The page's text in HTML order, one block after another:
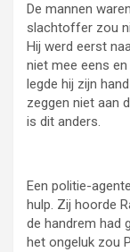
De mannen
slachtoffer zou
Hij werd eerst
niet mee eens
legde hij zijn
zeggen niet aan
is dit anders.
Een politie-
hulp. Zij hoorde
de handrem had
het ongeluk zou